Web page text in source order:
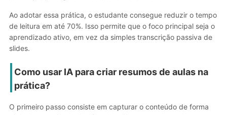
Ao adotar essa prática, o estudante consegue reduzir o tempo
de leitura em até 70%. Isso permite que o foco principal seja o
aprendizado ativo, em vez da simples transcrição passiva de
slides.
Como usar IA para criar resumos de aulas na
prática?
O primeiro passo consiste em capturar o conteúdo de forma